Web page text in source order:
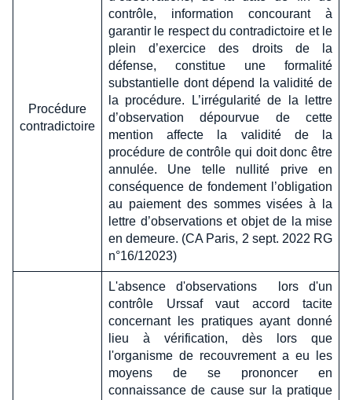
Procédure
contradictoire
contrôle, information concourant à
garantir le respect du contradictoire et le
plein d’exercice des droits de la
défense, constitue une formalité
substantielle dont dépend la validité de
la procédure. L’irrégularité de la lettre
d’observation dépourvue de cette
mention affecte la validité de la
procédure de contrôle qui doit donc être
annulée. Une telle nullité prive en
conséquence de fondement l’obligation
au paiement des sommes visées à la
lettre d’observations et objet de la mise
en demeure. (CA Paris, 2 sept. 2022 RG
n°16/12023)
L'absence d'observations lors d'un
contrôle Urssaf vaut accord tacite
concernant les pratiques ayant donné
lieu à vérification, dès lors que
l'organisme de recouvrement a eu les
moyens de se prononcer en
connaissance de cause sur la pratique